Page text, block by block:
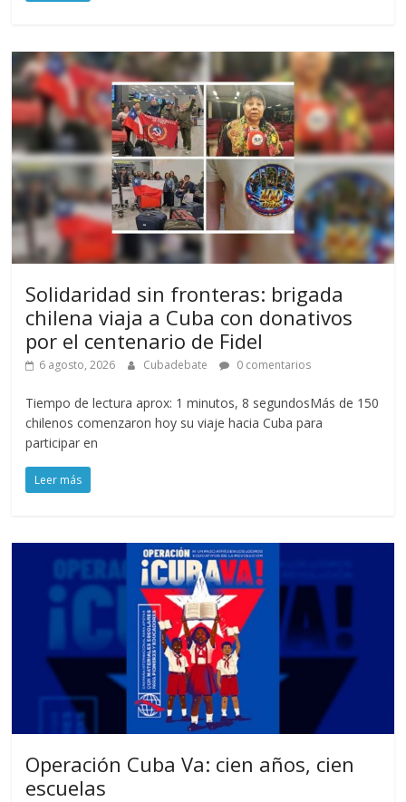
Solidaridad sin fronteras: brigada
chilena viaja a Cuba con donativos
por el centenario de Fidel
6 agosto, 2026 Cubadebate 0 comentarios
Tiempo de lectura aprox: 1 minutos, 8 segundosMás de 150
chilenos comenzaron hoy su viaje hacia Cuba para
participar en
Leer más
Operación Cuba Va: cien años, cien
escuelas